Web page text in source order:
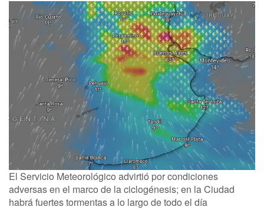
El Servicio Meteorológico advirtió por condiciones
adversas en el marco de la ciclogénesis; en la Ciudad
habrá fuertes tormentas a lo largo de todo el día